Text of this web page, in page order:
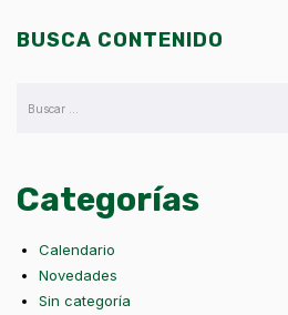
BUSCA CONTENIDO
Categorías
Calendario
Novedades
Sin categoría